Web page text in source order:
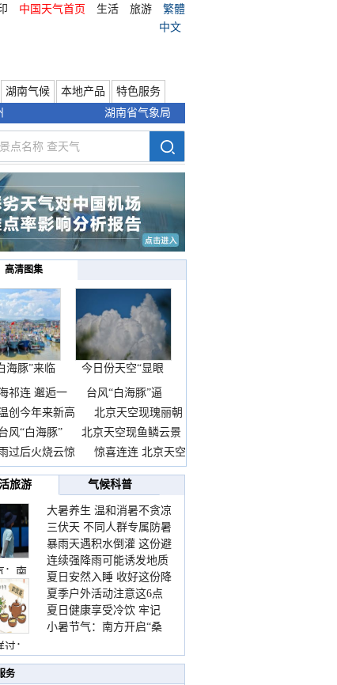
中国天气首页 生活 旅游
繁體
中文
湖南气候 本地产品
特色服务
湖南省气象局
高清图集
海豚”来临
前
今日份天空“显眼
包”
祁连 邂逅一
台风“白海豚”逼
创今年来新高
北京天空现瑰丽朝
风“白海豚”
北京天空现鱼鳞云景
过后火烧云惊
惊喜连连 北京天空
旅游
气候科普
：南
：
大暑养生 温和消暑不贪凉
三伏天 不同人群专属防暑
要点请收好
暴雨天遇积水倒灌 这份避
险提示请收好
连续强降雨可能诱发地质
灾害 这些前兆要知道
夏日安然入睡 收好这份降
温小贴士
夏季户外活动注意这6点
防暑健身两不误
夏日健康享受冷饮 牢记
“两注意一控制”
小暑节气：南方开启“桑
季
务